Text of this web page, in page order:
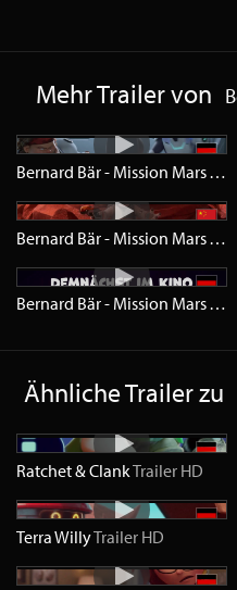
Mehr Trailer von
Bernard Bär - Mission Mars
Bernard Bär - Mission Mars
Bernard Bär - Mission Mars
Ähnliche Trailer zu
Ratchet & ClankTrailer HD
Terra WillyTrailer HD